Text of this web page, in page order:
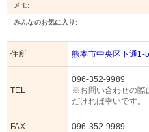
メモ:
みんなのお気に入り:
住所 熊本市中央区下通1-
TEL
096-352-9989
※お問い合わせの際
だければ幸いです。
FAX 096-352-9989